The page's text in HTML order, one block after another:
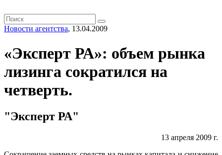
Новости агентства, 13.04.2009
«Эксперт РА»: объем рынка
лизинга сократился на
четверть.
"Эксперт РА"
13 апреля 2009 г.